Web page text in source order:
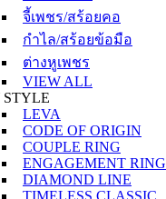
จี้เพชร/สร้อยคอ
กำไล/สร้อยข้อมือ
ต่างหูเพชร
VIEW ALL
STYLE
LEVA
CODE OF ORIGIN
COUPLE RING
ENGAGEMENT RING
DIAMOND LINE
TIMELESS CLASSIC